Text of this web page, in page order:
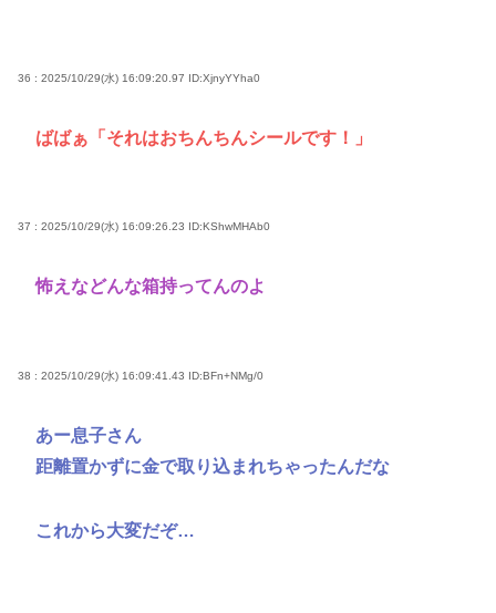
36 : 2025/10/29(水) 16:09:20.97 ID:XjnyYYha0
ばばぁ「それはおちんちんシールです！」
37 : 2025/10/29(水) 16:09:26.23 ID:KShwMHAb0
怖えなどんな箱持ってんのよ
38 : 2025/10/29(水) 16:09:41.43 ID:BFn+NMg/0
あー息子さん
距離置かずに金で取り込まれちゃったんだな
これから大変だぞ…